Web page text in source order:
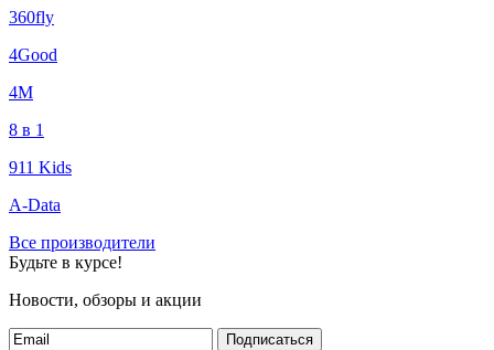
360fly
4Good
4М
8 в 1
911 Kids
A-Data
Все производители
Будьте в курсе!
Новости, обзоры и акции
Подписаться